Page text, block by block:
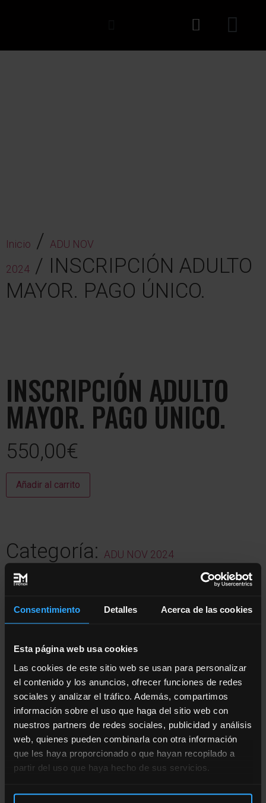
Consentimiento Detalles Acerca de las cookies
Esta página web usa cookies
Las cookies de este sitio web se usan para personalizar
el contenido y los anuncios, ofrecer funciones de redes
sociales y analizar el tráfico. Además, compartimos
información sobre el uso que haga del sitio web con
nuestros partners de redes sociales, publicidad y análisis
web, quienes pueden combinarla con otra información
que les haya proporcionado o que hayan recopilado a
partir del uso que haya hecho de sus servicios.
Inicio / ADU NOV
2024 / INSCRIPCIÓN ADULTO
MAYOR. PAGO ÚNICO.
INSCRIPCIÓN ADULTO
MAYOR. PAGO ÚNICO.
550,00€
Añadir al carrito
Categoría: ADU NOV 2024
Descripción
DESCRIPCIÓN
INSCRÍBETE al curso de
Entrenamiento en el Adulto
Mayor con la OFERTA de
inscripción anticipada.